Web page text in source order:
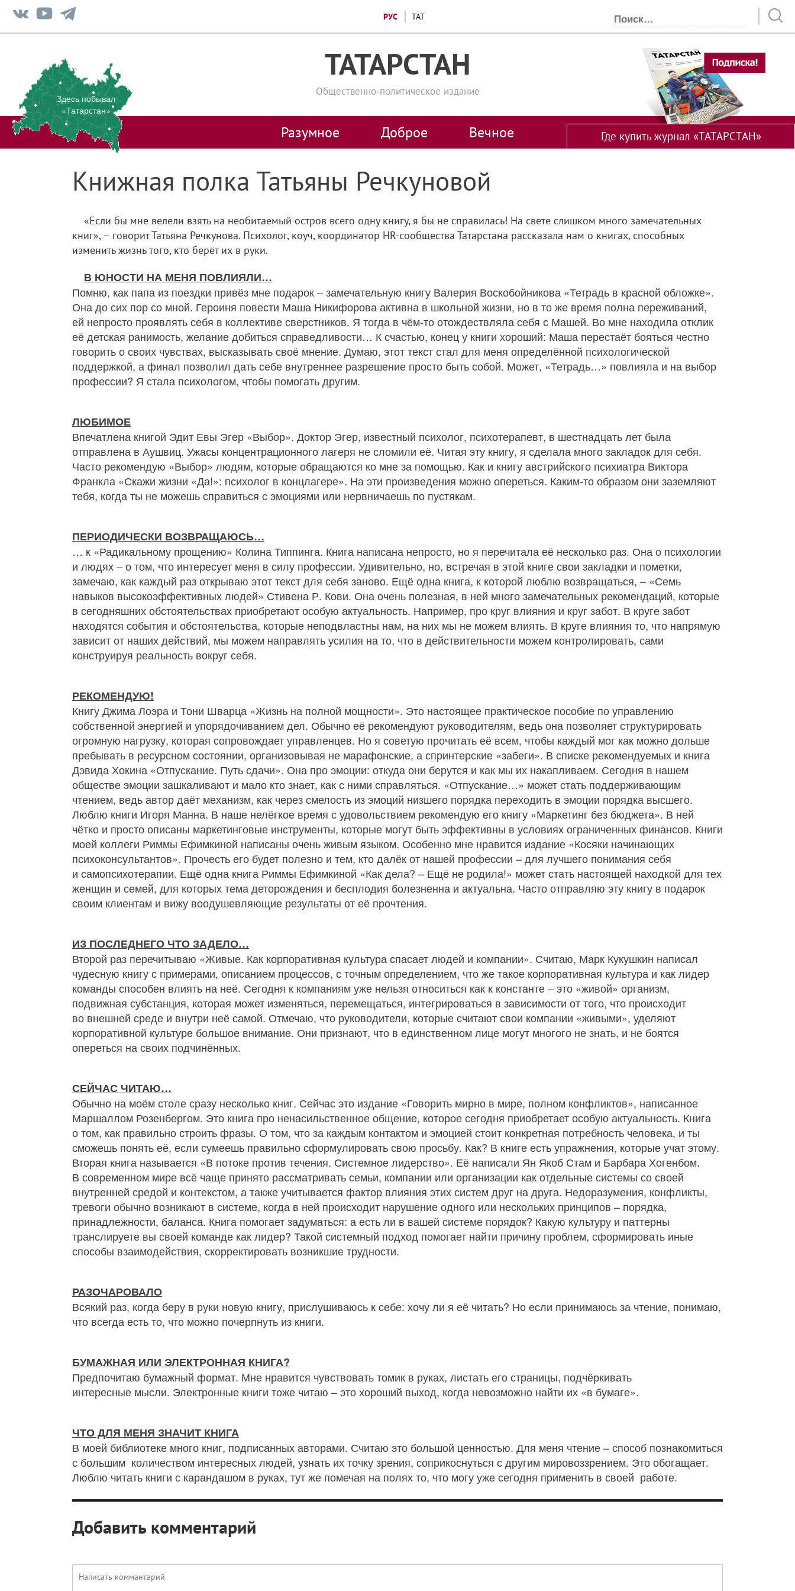
РУС ТАТ
ТАТАРСТАН
Общественно-политическое издание
Здесь побывал
«Татарстан»
Разумное Доброе Вечное Где купить журнал «ТАТАРСТАН»
Книжная полка Татьяны Речкуновой
«Если бы мне велели взять на необитаемый остров всего одну книгу, я бы не справилась! На свете слишком много замечательных
книг», – говорит Татьяна Речкунова. Психолог, коуч, координатор HR-сообщества Татарстана рассказала нам о книгах, способных
изменить жизнь того, кто берёт их в руки.
В ЮНОСТИ НА МЕНЯ ПОВЛИЯЛИ…
Помню, как папа из поездки привёз мне подарок – замечательную книгу Валерия Воскобойникова «Тетрадь в красной обложке».
Она до сих пор со мной. Героиня повести Маша Никифорова активна в школьной жизни, но в то же время полна переживаний,
ей непросто проявлять себя в коллективе сверстников. Я тогда в чём‑то отождествляла себя с Машей. Во мне находила отклик
её детская ранимость, желание добиться справедливости… К счастью, конец у книги хороший: Маша перестаёт бояться честно
говорить о своих чувствах, высказывать своё мнение. Думаю, этот текст стал для меня определённой психологической
поддержкой, а финал позволил дать себе внутреннее разрешение просто быть собой. Может, «Тетрадь…» повлияла и на выбор
профессии? Я стала психологом, чтобы помогать другим.
ЛЮБИМОЕ
Впечатлена книгой Эдит Евы Эгер «Выбор». Доктор Эгер, известный психолог, психотерапевт, в шестнадцать лет была
отправлена в Аушвиц. Ужасы концентрационного лагеря не сломили её. Читая эту книгу, я сделала много закладок для себя.
Часто рекомендую «Выбор» людям, которые обращаются ко мне за помощью. Как и книгу австрийского психиатра Виктора
Франкла «Скажи жизни «Да!»: психолог в концлагере». На эти произведения можно опереться. Каким‑то образом они заземляют
тебя, когда ты не можешь справиться с эмоциями или нервничаешь по пустякам.
ПЕРИОДИЧЕСКИ ВОЗВРАЩАЮСЬ…
… к «Радикальному прощению» Колина Типпинга. Книга написана непросто, но я перечитала её несколько раз. Она о психологии
и людях – о том, что интересует меня в силу профессии. Удивительно, но, встречая в этой книге свои закладки и пометки,
замечаю, как каждый раз открываю этот текст для себя заново. Ещё одна книга, к которой люблю возвращаться, – «Семь
навыков высокоэффективных людей» Стивена Р. Кови. Она очень полезная, в ней много замечательных рекомендаций, которые
в сегодняшних обстоятельствах приобретают особую актуальность. Например, про круг влияния и круг забот. В круге забот
находятся события и обстоятельства, которые неподвластны нам, на них мы не можем влиять. В круге влияния то, что напрямую
зависит от наших действий, мы можем направлять усилия на то, что в действительности можем контролировать, сами
конструируя реальность вокруг себя.
РЕКОМЕНДУЮ!
Книгу Джима Лоэра и Тони Шварца «Жизнь на полной мощности». Это настоящее практическое пособие по управлению
собственной энергией и упорядочиванием дел. Обычно её рекомендуют руководителям, ведь она позволяет структурировать
огромную нагрузку, которая сопровождает управленцев. Но я советую прочитать её всем, чтобы каждый мог как можно дольше
пребывать в ресурсном состоянии, организовывая не марафонские, а спринтерские «забеги». В списке рекомендуемых и книга
Дэвида Хокина «Отпускание. Путь сдачи». Она про эмоции: откуда они берутся и как мы их накапливаем. Сегодня в нашем
обществе эмоции зашкаливают и мало кто знает, как с ними справляться. «Отпускание…» может стать поддерживающим
чтением, ведь автор даёт механизм, как через смелость из эмоций низшего порядка переходить в эмоции порядка высшего.
Люблю книги Игоря Манна. В наше нелёгкое время с удовольствием рекомендую его книгу «Маркетинг без бюджета». В ней
чётко и просто описаны маркетинговые инструменты, которые могут быть эффективны в условиях ограниченных финансов. Книги
моей коллеги Риммы Ефимкиной написаны очень живым языком. Особенно мне нравится издание «Косяки начинающих
психоконсультантов». Прочесть его будет полезно и тем, кто далёк от нашей профессии – для лучшего понимания себя
и самопсихотерапии. Ещё одна книга Риммы Ефимкиной «Как дела? – Ещё не родила!» может стать настоящей находкой для тех
женщин и семей, для которых тема деторождения и бесплодия болезненна и актуальна. Часто отправляю эту книгу в подарок
своим клиентам и вижу воодушевляющие результаты от её прочтения.
ИЗ ПОСЛЕДНЕГО ЧТО ЗАДЕЛО…
Второй раз перечитываю «Живые. Как корпоративная культура спасает людей и компании». Считаю, Марк Кукушкин написал
чудесную книгу с примерами, описанием процессов, с точным определением, что же такое корпоративная культура и как лидер
команды способен влиять на неё. Сегодня к компаниям уже нельзя относиться как к константе – это «живой» организм,
подвижная субстанция, которая может изменяться, перемещаться, интегрироваться в зависимости от того, что происходит
во внешней среде и внутри неё самой. Отмечаю, что руководители, которые считают свои компании «живыми», уделяют
корпоративной культуре большое внимание. Они признают, что в единственном лице могут многого не знать, и не боятся
опереться на своих подчинённых.
СЕЙЧАС ЧИТАЮ…
Обычно на моём столе сразу несколько книг. Сейчас это издание «Говорить мирно в мире, полном конфликтов», написанное
Маршаллом Розенбергом. Это книга про ненасильственное общение, которое сегодня приобретает особую актуальность. Книга
о том, как правильно строить фразы. О том, что за каждым контактом и эмоцией стоит конкретная потребность человека, и ты
сможешь понять её, если сумеешь правильно сформулировать свою просьбу. Как? В книге есть упражнения, которые учат этому.
Вторая книга называется «В потоке против течения. Системное лидерство». Её написали Ян Якоб Стам и Барбара Хогенбом.
В современном мире всё чаще принято рассматривать семьи, компании или организации как отдельные системы со своей
внутренней средой и контекстом, а также учитывается фактор влияния этих систем друг на друга. Недоразумения, конфликты,
тревоги обычно возникают в системе, когда в ней происходит нарушение одного или нескольких принципов – порядка,
принадлежности, баланса. Книга помогает задуматься: а есть ли в вашей системе порядок? Какую культуру и паттерны
транслируете вы своей команде как лидер? Такой системный подход помогает найти причину проблем, сформировать иные
способы взаимодействия, скорректировать возникшие трудности.
РАЗОЧАРОВАЛО
Всякий раз, когда беру в руки новую книгу, прислушиваюсь к себе: хочу ли я её читать? Но если принимаюсь за чтение, понимаю,
что всегда есть то, что можно почерпнуть из книги.
БУМАЖНАЯ ИЛИ ЭЛЕКТРОННАЯ КНИГА?
Предпочитаю бумажный формат. Мне нравится чувствовать томик в руках, листать его страницы, подчёркивать
интересные мысли. Электронные книги тоже читаю – это хороший выход, когда невозможно найти их «в бумаге».
ЧТО ДЛЯ МЕНЯ ЗНАЧИТ КНИГА
В моей библиотеке много книг, подписанных авторами. Считаю это большой ценностью. Для меня чтение – способ познакомиться
с большим количеством интересных людей, узнать их точку зрения, соприкоснуться с другим мировоззрением. Это обогащает.
Люблю читать книги с карандашом в руках, тут же помечая на полях то, что могу уже сегодня применить в своей работе.
Добавить комментарий